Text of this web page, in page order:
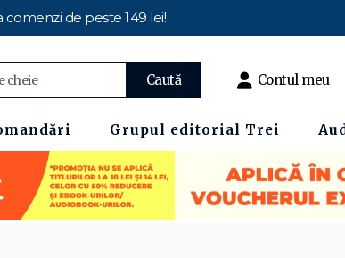
comenzi de peste 149 lei!
Caută Contul meu
Grupul editorial Trei